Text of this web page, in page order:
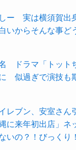
ー 実は横須賀出
いからそんな事ど
ドラマ「トット
似過ぎで演技も
レブン、安室さん
に来年初出店」
いの？！びっくり！